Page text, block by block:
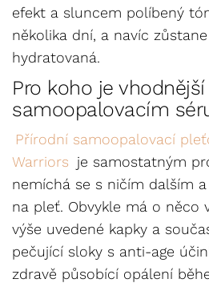
efekt a sluncem políbený
několika dní, a navíc
hydratovaná.
Pro koho je vhodnější
samoopalovacím
Přírodní samoopalovací
Warriors je samostatným
nemíchá se s ničím dalším
na pleť. Obvykle má o něco
výše uvedené kapky a
pečující sloky s anti-age
zdravě působící opálení